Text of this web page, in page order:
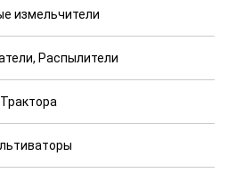
измельчители
Распылители
Трактора